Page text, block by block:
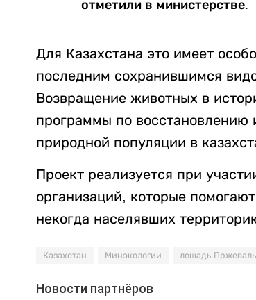
отметили в министерстве.
Для Казахстана это имеет
последним сохранившимся
Возвращение животных в
программы по восстановлению
природной популяции в
Проект реализуется при
организаций, которые
некогда населявших
Казахстан Минэкологии лошадь